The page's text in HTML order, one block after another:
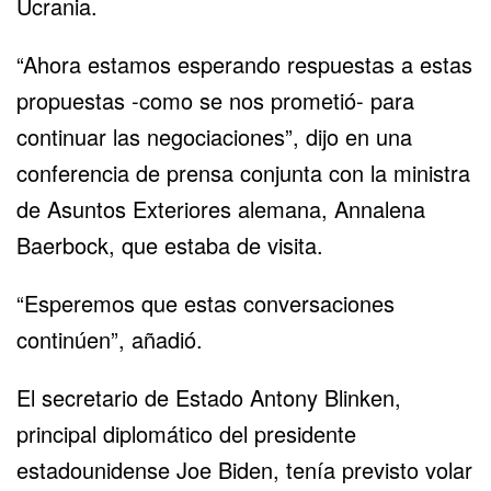
“Ahora estamos esperando respuestas a estas
propuestas -como se nos prometió- para
continuar las negociaciones”, dijo en una
conferencia de prensa conjunta con la ministra
de Asuntos Exteriores alemana, Annalena
Baerbock, que estaba de visita.
“Esperemos que estas conversaciones
continúen”, añadió.
El secretario de Estado Antony Blinken,
principal diplomático del presidente
estadounidense Joe Biden, tenía previsto volar